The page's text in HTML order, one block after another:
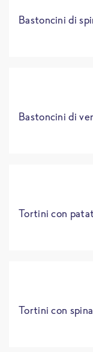
Bastoncini di
Bastoncini di
Tortini con
Tortini con